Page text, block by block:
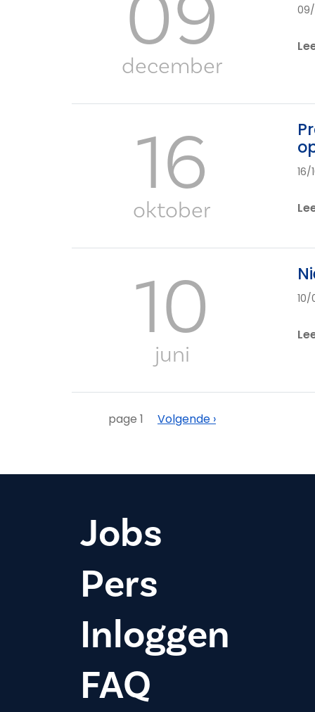
december
09/
16
oktober
16/
10
juni
10/
Paginering
page 1 Volgende
Volgende ›
Jobs
Pers
Inloggen
FAQ